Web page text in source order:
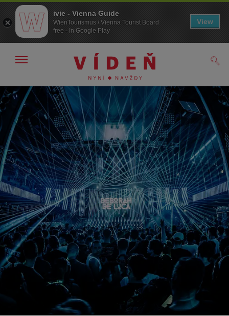
Přejít
na
procházení
Přejít
k obsahu
Zobrazit/skrýt
ivie - Vienna Guide
WienTourismus / Vienna Tourist Board
free - In Google Play
View